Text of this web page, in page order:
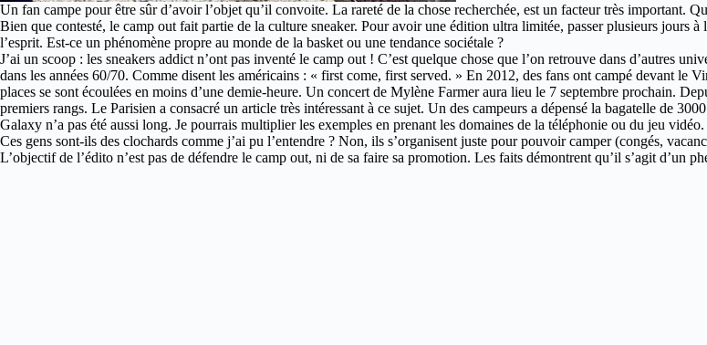
Un fan campe pour être sûr d’avoir l’objet qu’il convoite. La rareté de la chose recherchée, est un facteur très important.
Bien que contesté, le camp out fait partie de la culture sneaker. Pour avoir une édition ultra limitée, passer plusieurs jours
l’esprit. Est-ce un phénomène propre au monde de la basket ou une tendance sociétale ?
J’ai un scoop : les sneakers addict n’ont pas inventé le camp out ! C’est quelque chose que l’on retrouve dans d’autres
dans les années 60/70. Comme disent les américains : « first come, first served. » En 2012, des fans ont campé devant
places se sont écoulées en moins d’une demie-heure. Un concert de Mylène Farmer aura lieu le 7 septembre prochain.
premiers rangs. Le Parisien a consacré un article très intéressant à ce sujet. Un des campeurs a dépensé la bagatelle de
Galaxy n’a pas été aussi long. Je pourrais multiplier les exemples en prenant les domaines de la téléphonie ou du jeu
Ces gens sont-ils des clochards comme j’ai pu l’entendre ? Non, ils s’organisent juste pour pouvoir camper (congés,
L’objectif de l’édito n’est pas de défendre le camp out, ni de sa faire sa promotion. Les faits démontrent qu’il s’agit d’un